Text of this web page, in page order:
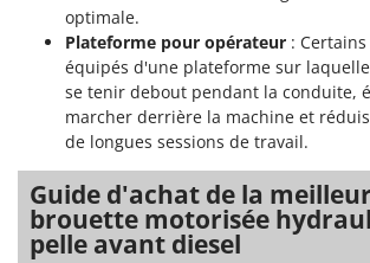
Wolf Garten
Wortex
Worx
Y Yard Force
Z
Zanon
optimale.
Plateforme pour opérateur :
équipés d'une plateforme sur
se tenir debout pendant la conduite,
marcher derrière la machine et
de longues sessions de travail.
Guide d'achat de la
brouette motorisée
pelle avant diesel